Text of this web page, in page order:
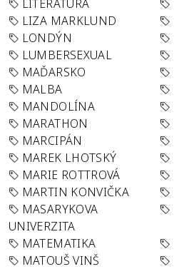
LITERATURA
LIZA MARKLUND
LONDÝN
LUMBERSEXUAL
MAĎARSKO
MALBA
MANDOLÍNA
MARATHON
MARCIPÁN
MAREK LHOTSKÝ
MARIE ROTTROVÁ
MARTIN KONVIČKA
MASARYKOVA
UNIVERZITA
MATEMATIKA
MATOUŠ VINŠ